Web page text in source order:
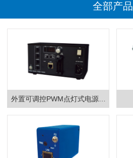
全部产品
外置可调控PWM点灯式电源控
制器